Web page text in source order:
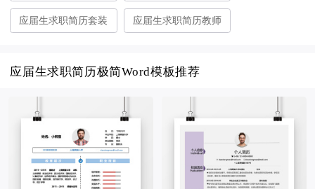
应届生求职简历套装 应届生求职简历教师
应届生求职简历极简Word模板推荐